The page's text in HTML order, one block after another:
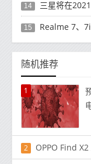
14 三星将在
15 Realme 7、7i将
随机推荐
1
2 OPPO Find